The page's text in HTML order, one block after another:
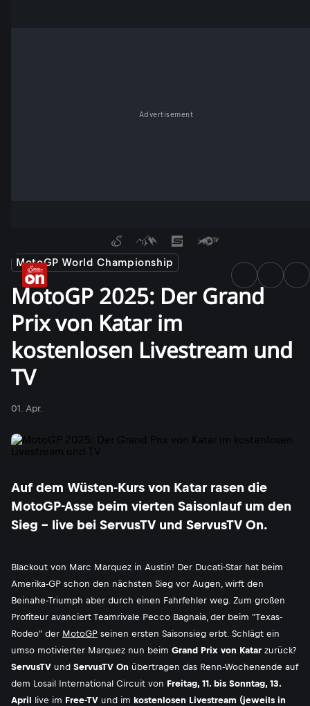
Advertisement
MotoGP World Championship
MotoGP 2025: Der Grand
Prix von Katar im
kostenlosen Livestream und
TV
01. Apr.
Auf dem Wüsten-Kurs von Katar rasen die
MotoGP-Asse beim vierten Saisonlauf um den
Sieg - live bei ServusTV und ServusTV On.
Blackout von Marc Marquez in Austin! Der Ducati-Star hat beim
Amerika-GP schon den nächsten Sieg vor Augen, wirft den
Beinahe-Triumph aber durch einen Fahrfehler weg. Zum großen
Profiteur avanciert Teamrivale Pecco Bagnaia, der beim "Texas-
Rodeo" der MotoGP seinen ersten Saisonsieg erbt. Schlägt ein
umso motivierter Marquez nun beim Grand Prix von Katar zurück?
ServusTV und ServusTV On übertragen das Renn-Wochenende auf
dem Losail International Circuit von Freitag, 11. bis Sonntag, 13.
April live im Free-TV und im kostenlosen Livestream (jeweils in